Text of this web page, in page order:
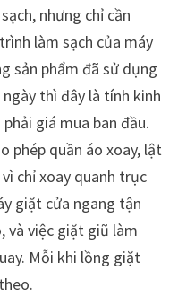
nhưng chỉ cần
làm sạch của máy
sản phẩm đã sử dụng
thì đây là tính kinh
giá mua ban đầu.
phép quần áo xoay, lật
chỉ xoay quanh trục
giặt cửa ngang tận
và việc giặt giũ làm
Mỗi khi lồng giặt